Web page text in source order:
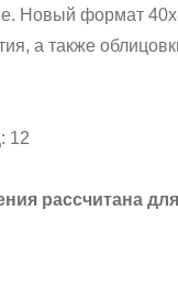
Новый формат
а также
12
рассчитана